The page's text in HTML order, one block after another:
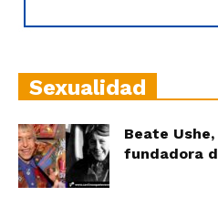
Sexualidad
Beate
fundadora